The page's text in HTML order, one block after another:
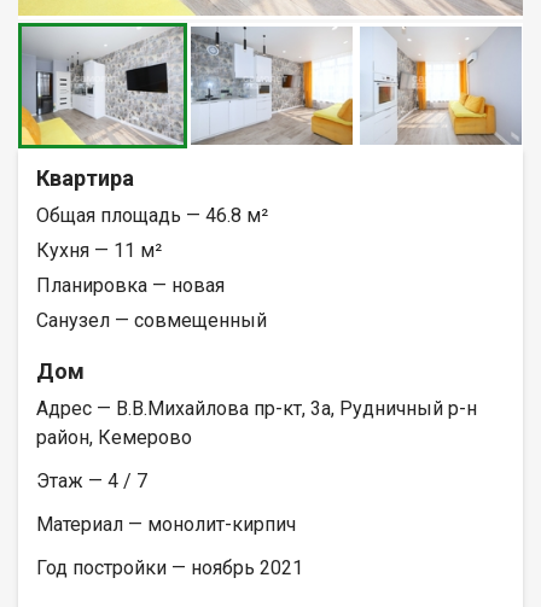
Квартира
Общая площадь — 46.8 м²
Кухня — 11 м²
Планировка — новая
Санузел — совмещенный
Дом
Адрес — В.В.Михайлова пр-кт, 3а, Рудничный р-н
район, Кемерово
Этаж — 4 / 7
Материал — монолит-кирпич
Год постройки — ноябрь 2021